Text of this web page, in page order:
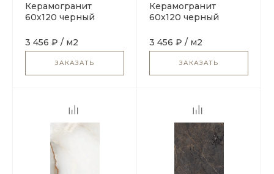
Керамогранит
60х120 черный
HG Glossy Imperial
Gold
3 456 ₽ / м2
ЗАКАЗАТЬ
Керамогранит
60х120 черный
HG Glossy Imperial
Black
3 456 ₽ / м2
ЗАКАЗАТЬ